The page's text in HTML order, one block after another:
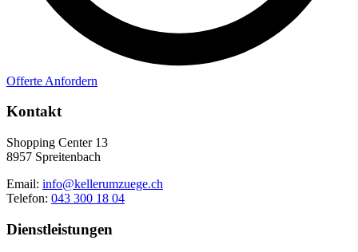
Offerte Anfordern
Kontakt
Shopping Center 13
8957 Spreitenbach
Email: info@kellerumzuege.ch
Telefon: 043 300 18 04
Dienstleistungen